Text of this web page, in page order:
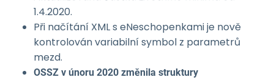
1.4.2020.
Při načítání XML s eNeschopenkami je nově
kontrolován variabilní symbol z parametrů
mezd.
OSSZ v únoru 2020 změnila struktury